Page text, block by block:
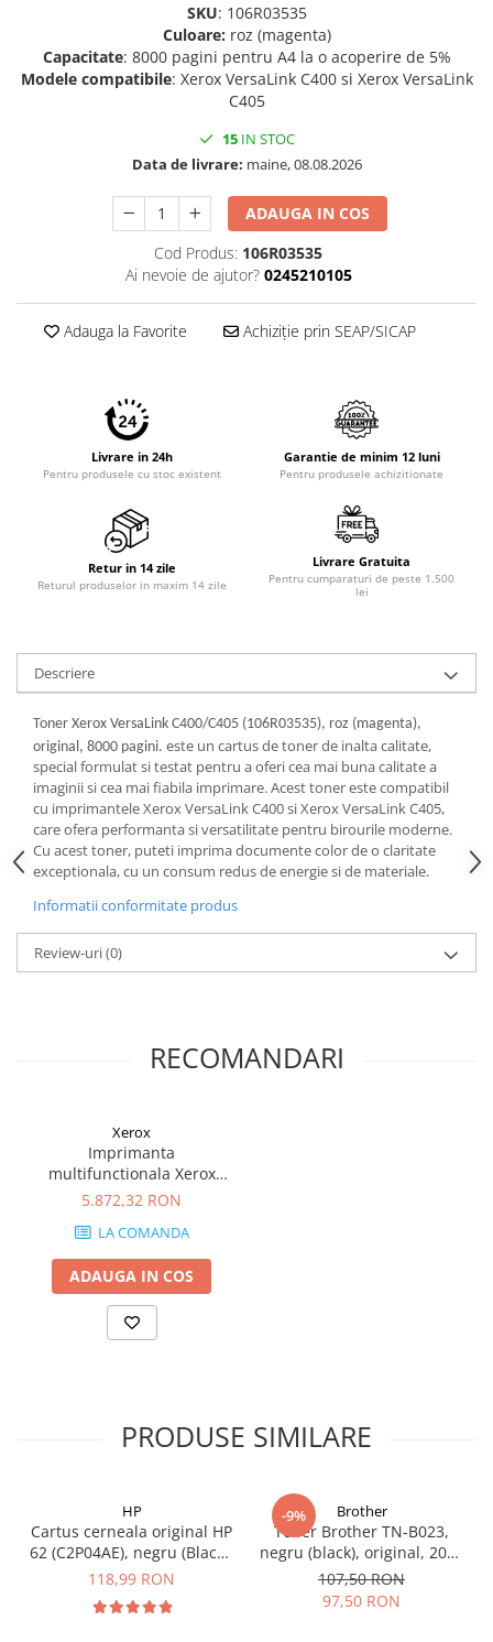
Consumabile imprimanta
compatibile
Drum unit compatibile
Imprimante 3D
Accesorii imprimante 3D
Filament imprimanta 3D
Laptopuri
Laptopuri gaming
Ultrabookuri
Laptop-uri 2 in 1
Piese si accesorii
Accesorii Printing
Desktop PC
PC Office
PC Gaming
Workstation
All-in-One PC
Mini PC
Monitoare
Monitoare LED
Componente
Hard disk-uri interne
Surse
Coolere CPU
Ventilatoare
Hard disk-uri externe
Adaptoare PCI / PCIe
Periferice PC
SKU: 106R03535
Culoare: roz (magenta)
Capacitate: 8000 pagini pentru A4 la o acoperire de 5%
Modele compatibile: Xerox VersaLink C400 si Xerox VersaLink
C405
15IN STOC
Data de livrare: maine, 08.08.2026
ADAUGA IN COS
Cod Produs: 106R03535
Ai nevoie de ajutor? 0245210105
Adauga la Favorite Achiziție prin SEAP/SICAP
Livrare in 24h
Pentru produsele cu stoc existent
Garantie de minim 12 luni
Pentru produsele achizitionate
Retur in 14 zile
Returul produselor in maxim 14 zile
Livrare Gratuita
Pentru cumparaturi de peste 1.500
lei
Descriere
Toner Xerox VersaLink C400/C405 (106R03535), roz (magenta),
original, 8000 pagini. este un cartus de toner de inalta calitate,
special formulat si testat pentru a oferi cea mai buna calitate a
imaginii si cea mai fiabila imprimare. Acest toner este compatibil
cu imprimantele Xerox VersaLink C400 si Xerox VersaLink C405,
care ofera performanta si versatilitate pentru birourile moderne.
Cu acest toner, puteti imprima documente color de o claritate
exceptionala, cu un consum redus de energie si de materiale.
Informatii conformitate produs
Review-uri(0)
RECOMANDARI
Xerox
Imprimanta
multifunctionala Xerox
VersaLink C405DN, Laser,
Fax, Duplex
5.872,32 RON
LA COMANDA
ADAUGA IN COS
PRODUSE SIMILARE
HP
Cartus cerneala original HP
62 (C2P04AE), negru (Black),
200 pagini
118,99 RON
-9% Brother
Toner Brother TN-B023,
negru (black), original, 2000
pagini
107,50 RON
97,50 RON